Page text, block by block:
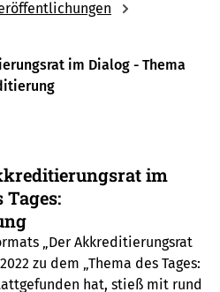
im Dialog - Thema
im
Tages:
„Der Akkreditierungsrat
zu dem „Thema des Tages:
hat, stieß mit rund